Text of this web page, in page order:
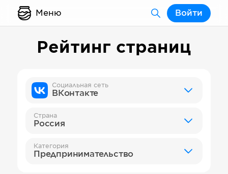
Меню Войти
Рейтинг страниц
Социальная сеть
ВКонтакте
Страна
Россия
Категория
Предпринимательство